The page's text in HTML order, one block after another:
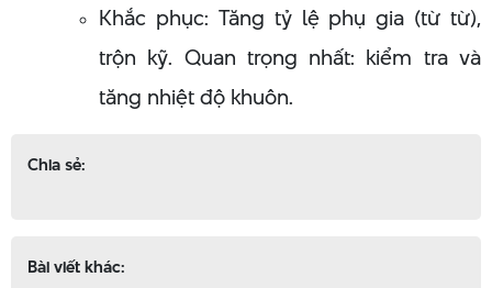
Khắc phục: Tăng tỷ lệ phụ gia (từ từ),
trộn kỹ. Quan trọng nhất: kiểm tra và
tăng nhiệt độ khuôn.
Chia sẻ:
Bài viết khác: